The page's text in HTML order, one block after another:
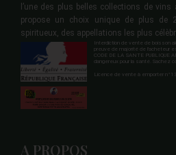
l’une des plus belles collections de
propose un choix unique de plus de
spiritueux, des appellations les plus
Interdiction de vente de boisson
preuve de majorité de l'acheteur
CODE DE LA SANTE PUBLIQUE
dangereux pour la santé. Sachez
Licence de vente à emporter
A PROPOS